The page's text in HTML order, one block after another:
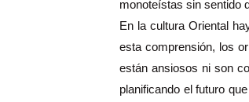
monoteístas sin sentido
En la cultura Oriental
esta comprensión, los
están ansiosos ni son
planificando el futuro